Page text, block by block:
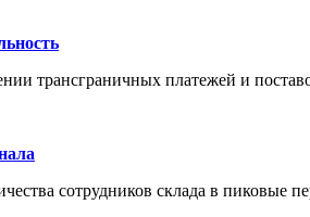
трансграничных платежей и
сотрудников склада в пиковые